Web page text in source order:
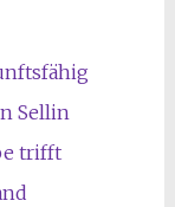
Sellin
trifft